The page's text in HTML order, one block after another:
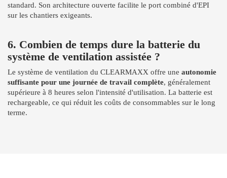
standard. Son architecture ouverte facilite le port combiné d'EPI
sur les chantiers exigeants.
6. Combien de temps dure la batterie du
système de ventilation assistée ?
Le système de ventilation du CLEARMAXX offre une autonomie
suffisante pour une journée de travail complète, généralement
supérieure à 8 heures selon l'intensité d'utilisation. La batterie est
rechargeable, ce qui réduit les coûts de consommables sur le long
terme.